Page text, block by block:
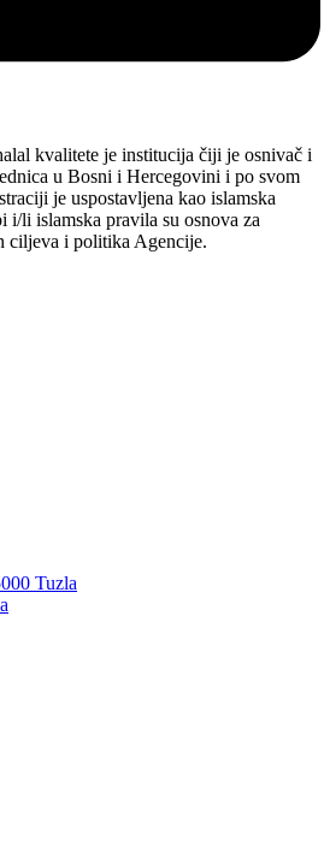
kvalitete je institucija čiji je osnivač i
u Bosni i Hercegovini i po svom
je uspostavljena kao islamska
i/li islamska pravila su osnova za
ciljeva i politika Agencije.
Tuzla